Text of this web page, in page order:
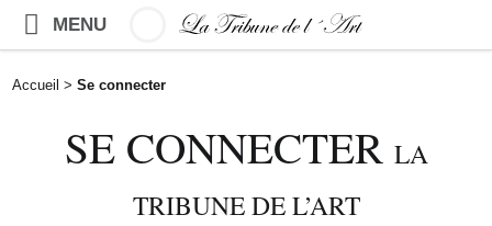
MENU
Accueil > Se connecter
SE CONNECTER LA
TRIBUNE DE L’ART